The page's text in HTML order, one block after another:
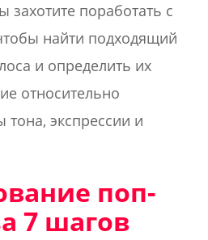
захотите поработать с
найти подходящий
и определить их
относительно
экспрессии и
поп-
7 шагов